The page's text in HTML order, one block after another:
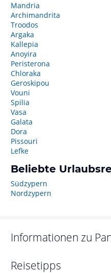
Mandria
Archimandrita
Troodos
Argaka
Kallepia
Anoyira
Peristerona
Chloraka
Geroskipou
Vouni
Spilia
Vasa
Galata
Dora
Pissouri
Lefke
Beliebte
Südzypern
Nordzypern
Informationen zu
Reisetipps